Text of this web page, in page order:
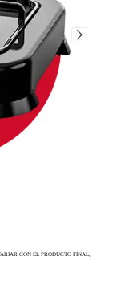
CON EL PRODUCTO FINAL,